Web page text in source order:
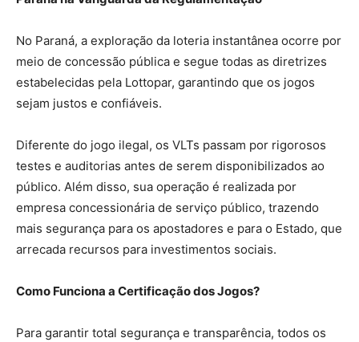
No Paraná, a exploração da loteria instantânea ocorre por
meio de concessão pública e segue todas as diretrizes
estabelecidas pela Lottopar, garantindo que os jogos
sejam justos e confiáveis.
Diferente do jogo ilegal, os VLTs passam por rigorosos
testes e auditorias antes de serem disponibilizados ao
público. Além disso, sua operação é realizada por
empresa concessionária de serviço público, trazendo
mais segurança para os apostadores e para o Estado, que
arrecada recursos para investimentos sociais.
Como Funciona a Certificação dos Jogos?
Para garantir total segurança e transparência, todos os